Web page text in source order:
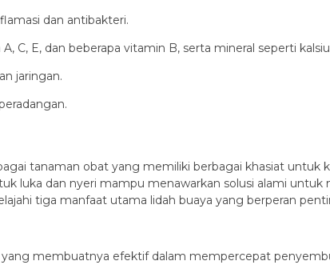
dan antibakteri.
C, E, dan beberapa vitamin B, serta mineral seperti
jaringan.
tanaman obat yang memiliki berbagai khasiat
luka dan nyeri mampu menawarkan solusi alami untuk
tiga manfaat utama lidah buaya yang berperan
membuatnya efektif dalam mempercepat